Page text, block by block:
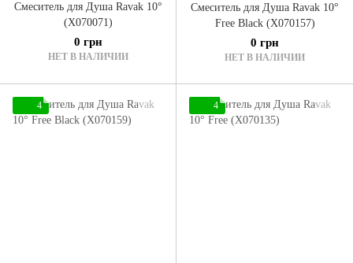
Смеситель для Душа Ravak 10°
(X070071)
0 грн
НЕТ В НАЛИЧИИ
Смеситель для Душа Ravak 10°
Free Black (X070157)
0 грн
НЕТ В НАЛИЧИИ
4 4